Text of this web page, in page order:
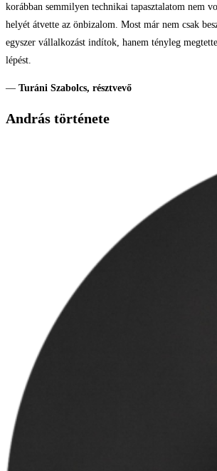
korábban semmilyen technikai tapasztalatom nem
helyét átvette az önbizalom. Most már nem csak
egyszer vállalkozást indítok, hanem tényleg
lépést.
— Turáni Szabolcs, résztvevő
András története